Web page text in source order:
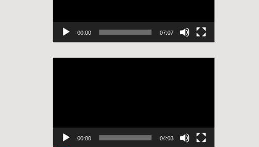
00:00 07:07
00:00 04:03